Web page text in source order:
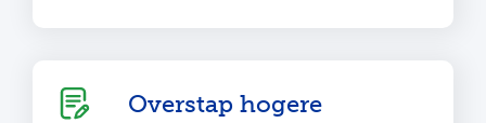
Overstap hogere